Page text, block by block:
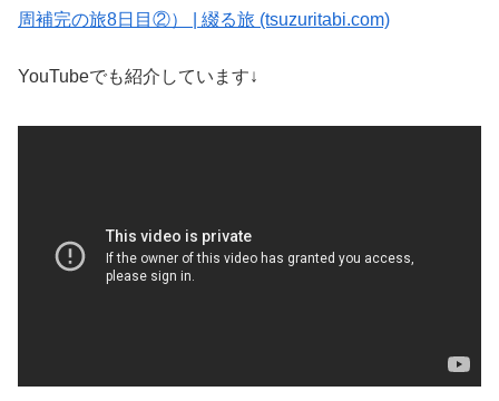
周補完の旅8日目②） | 綴る旅 (tsuzuritabi.com)
YouTubeでも紹介しています↓